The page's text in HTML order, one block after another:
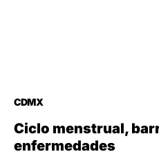
CDMX
Ciclo menstrual,
enfermedades